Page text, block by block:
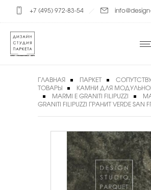
+7 (495) 972-83-54
ГЛАВНАЯ ПАРКЕТ
ТОВАРЫ
КАМНИ ДЛЯ
MARMI E GRANITI FILIPUZZI
GRANITI FILIPUZZI ГРАНИТ VERDE SAN